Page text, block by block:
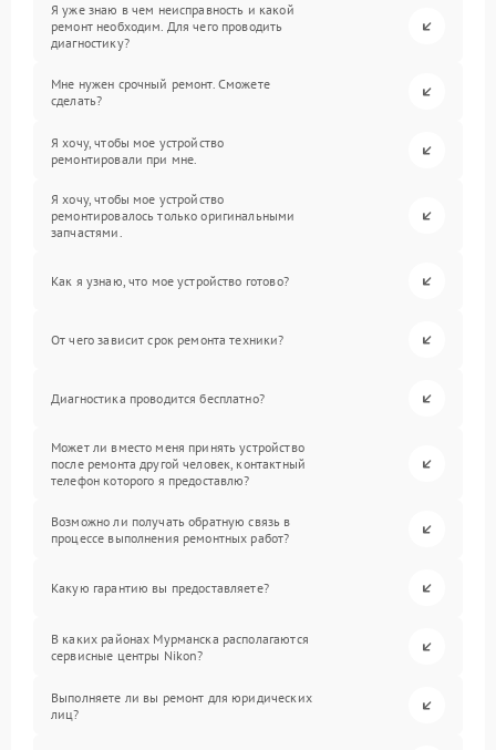
Я уже знаю в чем неисправность и какой
ремонт необходим. Для чего проводить
диагностику?
Мне нужен срочный ремонт. Сможете
сделать?
Я хочу, чтобы мое устройство
ремонтировали при мне.
Я хочу, чтобы мое устройство
ремонтировалось только оригинальными
запчастями.
Как я узнаю, что мое устройство готово?
От чего зависит срок ремонта техники?
Диагностика проводится бесплатно?
Может ли вместо меня принять устройство
после ремонта другой человек, контактный
телефон которого я предоставлю?
Возможно ли получать обратную связь в
процессе выполнения ремонтных работ?
Какую гарантию вы предоставляете?
В каких районах Мурманска располагаются
сервисные центры Nikon?
Выполняете ли вы ремонт для юридических
лиц?